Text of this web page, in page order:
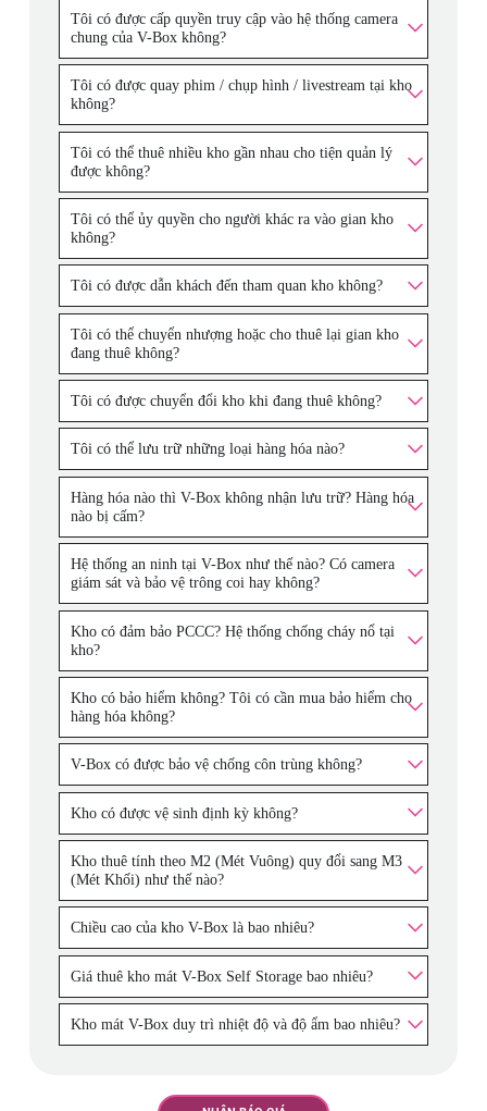
Tôi có được cấp quyền truy cập vào hệ thống camera
chung của V-Box không?
Tôi có được quay phim / chụp hình / livestream tại kho
không?
Tôi có thể thuê nhiều kho gần nhau cho tiện quản lý
được không?
Tôi có thể ủy quyền cho người khác ra vào gian kho
không?
Tôi có được dẫn khách đến tham quan kho không?
Tôi có thể chuyển nhượng hoặc cho thuê lại gian kho
đang thuê không?
Tôi có được chuyển đổi kho khi đang thuê không?
Tôi có thể lưu trữ những loại hàng hóa nào?
Hàng hóa nào thì V-Box không nhận lưu trữ? Hàng hóa
nào bị cấm?
Hệ thống an ninh tại V-Box như thế nào? Có camera
giám sát và bảo vệ trông coi hay không?
Kho có đảm bảo PCCC? Hệ thống chống cháy nổ tại
kho?
Kho có bảo hiểm không? Tôi có cần mua bảo hiểm cho
hàng hóa không?
V-Box có được bảo vệ chống côn trùng không?
Kho có được vệ sinh định kỳ không?
Kho thuê tính theo M2 (Mét Vuông) quy đổi sang M3
(Mét Khối) như thế nào?
Chiều cao của kho V-Box là bao nhiêu?
Giá thuê kho mát V-Box Self Storage bao nhiêu?
Kho mát V-Box duy trì nhiệt độ và độ ẩm bao nhiêu?